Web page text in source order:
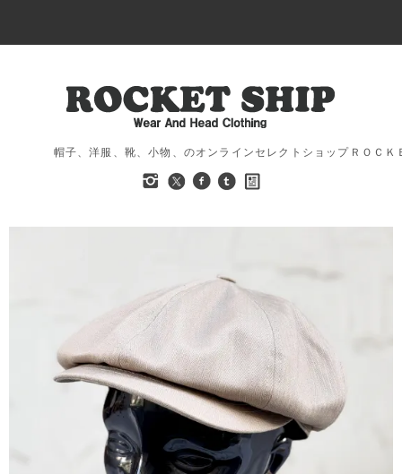
帽子、洋服、靴、小物、のオンラインセレクトショップＲＯＣ